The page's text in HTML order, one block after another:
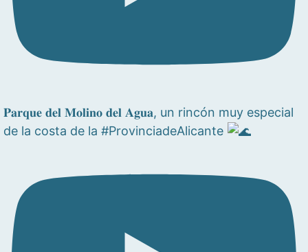
𝐏𝐚𝐫𝐪𝐮𝐞 𝐝𝐞𝐥 𝐌𝐨𝐥𝐢𝐧𝐨 𝐝𝐞𝐥 𝐀𝐠𝐮𝐚, un rincón muy especial
de la costa de la #ProvinciadeAlicante